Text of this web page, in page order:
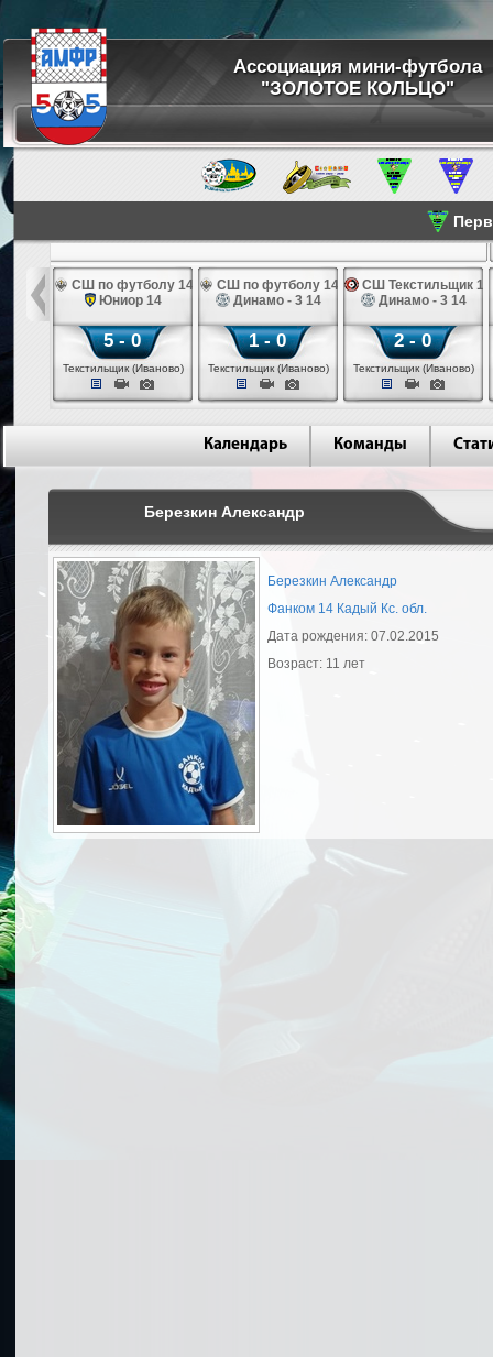
Ассоциация мини-футбола
"ЗОЛОТОЕ КОЛЬЦО"
14
14
СШ по футболу 14
Юниор 14
5 - 0
Текстильщик (Иваново)
СШ по футболу 14
Динамо - 3 14
1 - 0
Текстильщик (Иваново)
СШ Текстильщик 14
Динамо - 3 14
2 - 0
Текстильщик (Иваново)
Календарь Команды
Березкин Александр
Березкин Александр
Фанком 14 Кадый Кс. обл.
Дата рождения: 07.02.2015
Возраст: 11 лет